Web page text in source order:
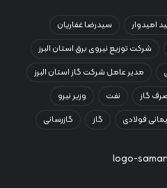
امیدوار
سیدرضا غفاریان
شرکت توزیع نیروی برق استان البرز
مدیر عامل شرکت گاز استان البرز
گاز نفت
وزیر نیرو
فولادی گاز گازرسانی